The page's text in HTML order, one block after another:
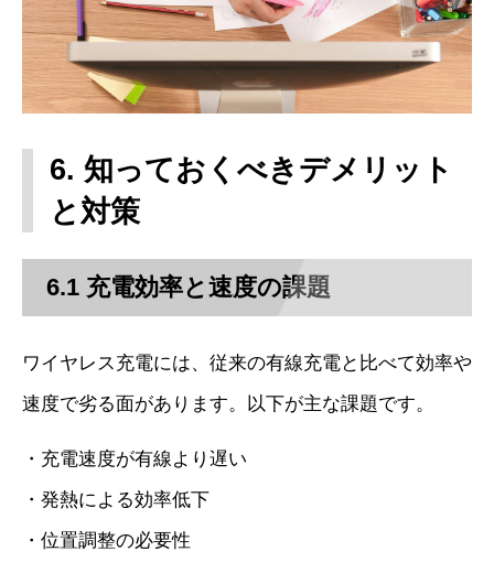
6. 知っておくべきデメリット
と対策
6.1 充電効率と速度の課題
ワイヤレス充電には、従来の有線充電と比べて効率や
速度で劣る面があります。以下が主な課題です。
・充電速度が有線より遅い
・発熱による効率低下
・位置調整の必要性